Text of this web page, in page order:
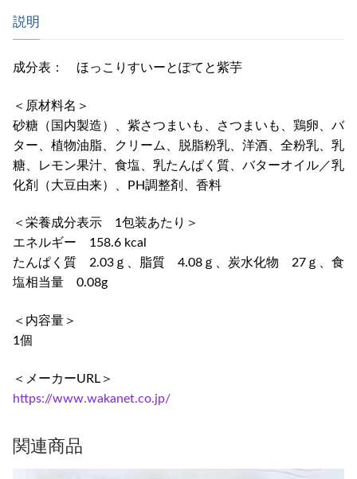
て
芋
説明
成分表： ほっこりすいーとぽてと紫芋
＜原材料名＞
砂糖（国内製造）、紫さつまいも、さつまいも、鶏卵、バ
ター、植物油脂、クリーム、脱脂粉乳、洋酒、全粉乳、乳
糖、レモン果汁、食塩、乳たんぱく質、バターオイル／乳
化剤（大豆由来）、PH調整剤、香料
＜栄養成分表示 1包装あたり＞
エネルギー 158.6 kcal
たんぱく質 2.03ｇ、脂質 4.08ｇ、炭水化物 27ｇ、食
塩相当量 0.08g
＜内容量＞
1個
＜メーカーURL＞
https://www.wakanet.co.jp/
関連商品